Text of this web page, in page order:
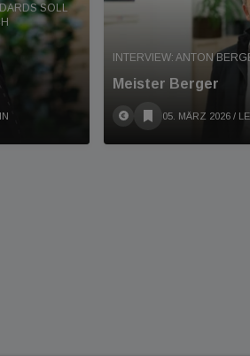
SOLL
INTERVIEW: ANTON
Meister Berger
05. MÄRZ 2026 /